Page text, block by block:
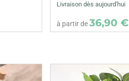
Livraison dès aujourd'hui
à partir de36,90 €